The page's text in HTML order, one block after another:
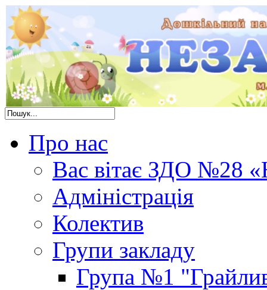
Про нас
Вас вітає ЗДО №28
Адміністрація
Колектив
Групи закладу
Група №1